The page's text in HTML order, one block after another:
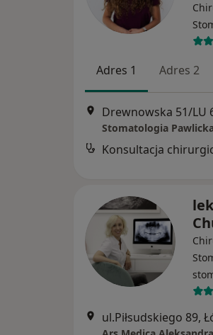
Adres 1 Adres 2
Drewnowska 51/LU
Stomatologia
Konsultacja
ul.Piłsudskiego 89,